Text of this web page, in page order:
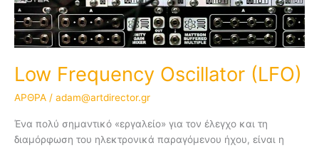
Low Frequency Oscillator (LFO)
ΑΡΘΡΑ / adam@artdirector.gr
Ένα πολύ σημαντικό «εργαλείο» για τον έλεγχο και τη
διαμόρφωση του ηλεκτρονικά παραγόμενου ήχου, είναι η